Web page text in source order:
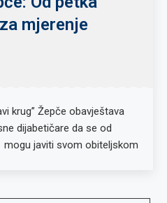
mjerenje
krug” Žepče obavještava
dijabetičare da se od
mogu javiti svom obiteljskom